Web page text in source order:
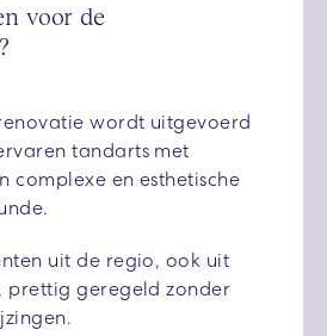
voor de
wordt uitgevoerd
tandarts met
complexe en esthetische
uit de regio, ook uit
prettig geregeld zonder